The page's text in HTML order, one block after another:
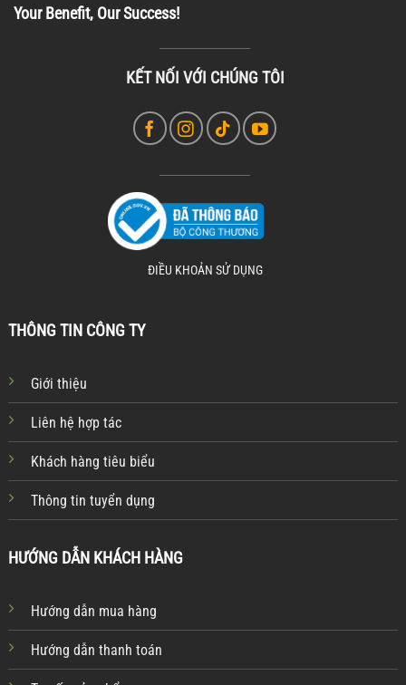
Your Benefit, Our Success!
KẾT NỐI VỚI CHÚNG TÔI
ĐIỀU KHOẢN SỬ DỤNG
THÔNG TIN CÔNG TY
Giới thiệu
Liên hệ hợp tác
Khách hàng tiêu biểu
Thông tin tuyển dụng
HƯỚNG DẪN KHÁCH HÀNG
Hướng dẫn mua hàng
Hướng dẫn thanh toán